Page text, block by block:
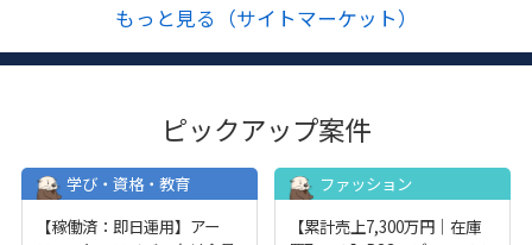
もっと見る（サイトマーケット）
ピックアップ案件
学び・資格・教育
【稼働済：即日運用】アー
ファッション
【累計売上7,300万円｜在庫